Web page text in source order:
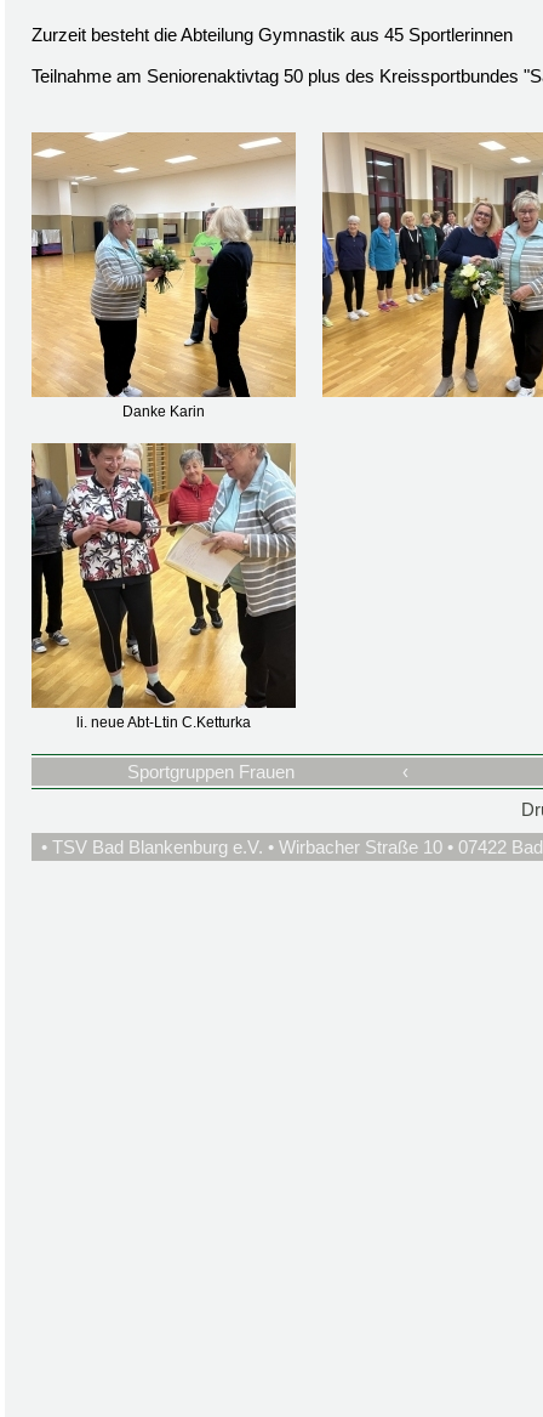
Zurzeit besteht die Abteilung Gymnastik aus 45 Sportlerinnen
Teilnahme am Seniorenaktivtag 50 plus des Kreissportbundes
Danke Karin
li. neue Abt-Ltin C.Ketturka
Sportgruppen Frauen
‹
• TSV Bad Blankenburg e.V. • Wirbacher Straße 10 • 07422